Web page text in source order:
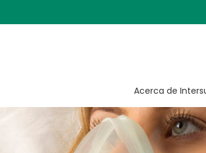
Acerca de